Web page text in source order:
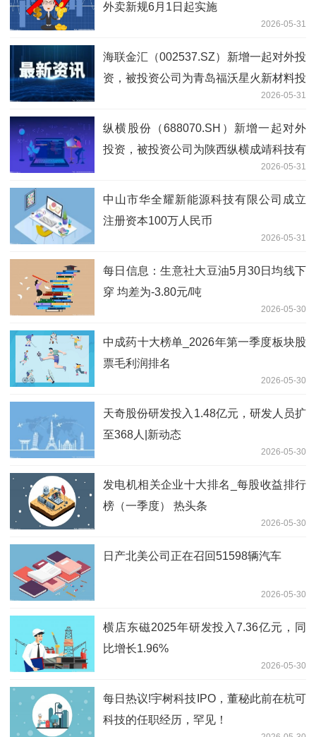
外卖新规6月1日起实施
2026-05-31
海联金汇（002537.SZ）新增一起对外投
资，被投资公司为青岛福沃星火新材料投
2026-05-31
纵横股份（688070.SH）新增一起对外
投资，被投资公司为陕西纵横成靖科技有
2026-05-31
中山市华全耀新能源科技有限公司成立
注册资本100万人民币
2026-05-31
每日信息：生意社大豆油5月30日均线下
穿 均差为-3.80元/吨
2026-05-30
中成药十大榜单_2026年第一季度板块股
票毛利润排名
2026-05-30
天奇股份研发投入1.48亿元，研发人员扩
至368人|新动态
2026-05-30
发电机相关企业十大排名_每股收益排行
榜（一季度） 热头条
2026-05-30
日产北美公司正在召回51598辆汽车
2026-05-30
横店东磁2025年研发投入7.36亿元，同
比增长1.96%
2026-05-30
每日热议!宇树科技IPO，董秘此前在杭可
科技的任职经历，罕见！